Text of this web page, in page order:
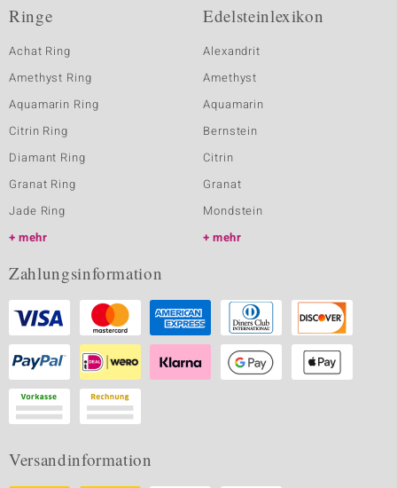
Ringe
Achat Ring
Amethyst Ring
Aquamarin Ring
Citrin Ring
Diamant Ring
Granat Ring
Jade Ring
mehr
Edelsteinlexikon
Alexandrit
Amethyst
Aquamarin
Bernstein
Citrin
Granat
Mondstein
mehr
Zahlungsinformation
Versandinformation